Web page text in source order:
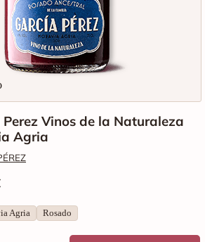
Perez Vinos de la Naturaleza
Agria
Agria Rosado